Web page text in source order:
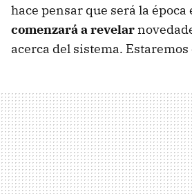
hace pensar que será la época
comenzará a revelar
acerca del sistema.